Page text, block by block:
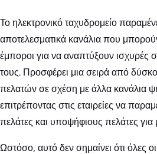
Το ηλεκτρονικό ταχυδρομείο
αποτελεσματικά κανάλια που
έμποροι για να αναπτύξουν ισχυρές
τους. Προσφέρει μια σειρά από
πελατών σε σχέση με άλλα κανάλια
επιτρέποντας στις εταιρείες να
πελάτες και υποψήφιους πελάτες για
Ωστόσο, αυτό δεν σημαίνει ότι όλες